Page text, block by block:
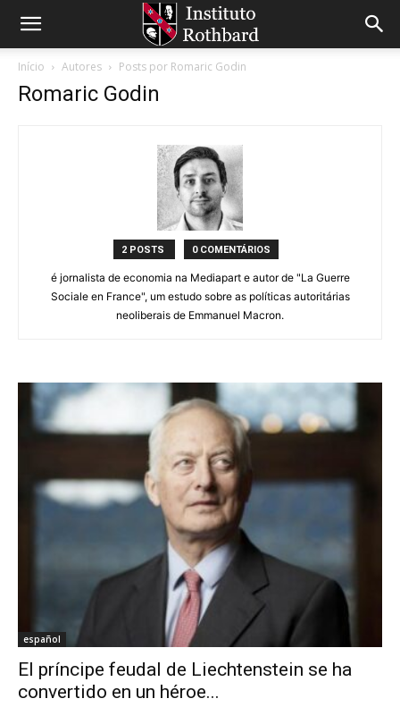
Início Autores Posts por Romaric Godin
Romaric Godin
2 POSTS 0 COMENTÁRIOS
é jornalista de economia na Mediapart e autor de "La Guerre
Sociale en France", um estudo sobre as políticas autoritárias
neoliberais de Emmanuel Macron.
español
El príncipe feudal de Liechtenstein se ha
convertido en un héroe...